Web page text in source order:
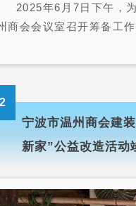
年6月7日下午，为
商会会议室召开筹备工
宁波市温州商会建
新家”公益改造活动